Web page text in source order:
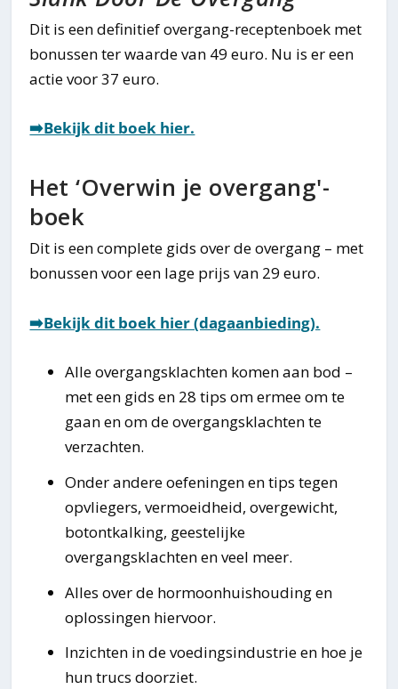
Dit is een definitief overgang-receptenboek met
bonussen ter waarde van 49 euro. Nu is er een
actie voor 37 euro.
➡️Bekijk dit boek hier.
Het ‘Overwin je overgang'-
boek
Dit is een complete gids over de overgang – met
bonussen voor een lage prijs van 29 euro.
➡️Bekijk dit boek hier (dagaanbieding).
Alle overgangsklachten komen aan bod –
met een gids en 28 tips om ermee om te
gaan en om de overgangsklachten te
verzachten.
Onder andere oefeningen en tips tegen
opvliegers, vermoeidheid, overgewicht,
botontkalking, geestelijke
overgangsklachten en veel meer.
Alles over de hormoonhuishouding en
oplossingen hiervoor.
Inzichten in de voedingsindustrie en hoe je
hun trucs doorziet.